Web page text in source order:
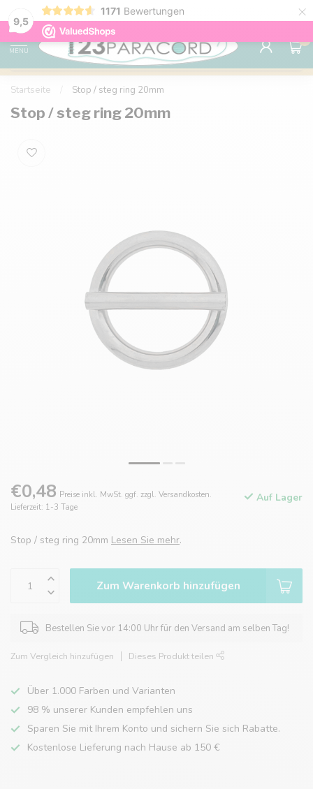
9,5
1171 Bewertungen ×
Kostenlose Lieferung nach Hause ab 150 €
MENU
0
Startseite Stop / steg ring 20mm
Stop / steg ring 20mm
€0,48 Preise inkl. MwSt. ggf. zzgl. Versandkosten.
Lieferzeit: 1-3 Tage
Auf Lager
Stop / steg ring 20mm Lesen Sie mehr.
Zum Warenkorb hinzufügen
Bestellen Sie vor 14:00 Uhr für den Versand am selben Tag!
Zum Vergleich hinzufügen Dieses Produkt teilen
Über 1.000 Farben und Varianten
98 % unserer Kunden empfehlen uns
Sparen Sie mit Ihrem Konto und sichern Sie sich Rabatte.
Kostenlose Lieferung nach Hause ab 150 €